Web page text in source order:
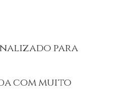
para
com muito